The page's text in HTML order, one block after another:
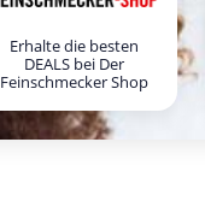
Erhalte die besten
DEALS bei Der
Feinschmecker Shop